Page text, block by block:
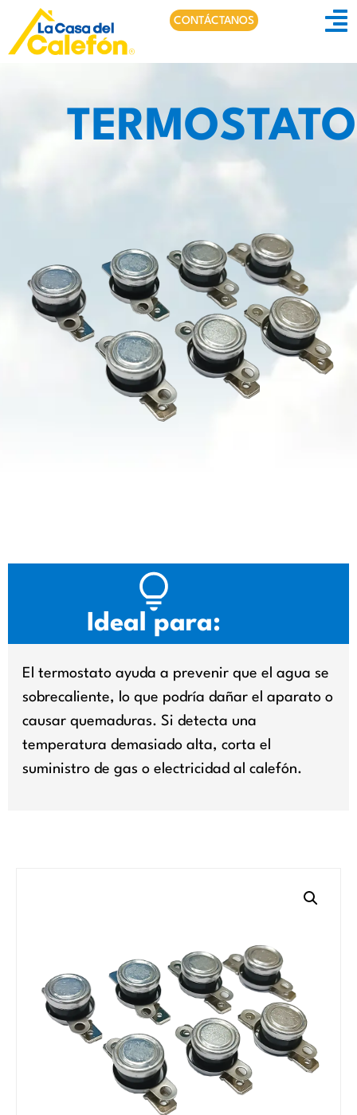
CONTÁCTANOS
TERMOSTATO
Ideal para:
El termostato ayuda a prevenir que el agua se
sobrecaliente, lo que podría dañar el aparato o
causar quemaduras. Si detecta una
temperatura demasiado alta, corta el
suministro de gas o electricidad al calefón.